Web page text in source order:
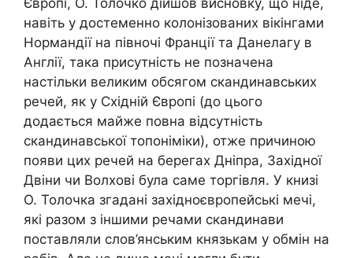
Європі, О. Толочко дійшов висновку, що ніде,
навіть у достеменно колонізованих вікінгами
Нормандії на півночі Франції та Данелагу в
Англії, така присутність не позначена
настільки великим обсягом скандинавських
речей, як у Східній Європі (до цього
додається майже повна відсутність
скандинавської топоніміки), отже причиною
появи цих речей на берегах Дніпра, Західної
Двіни чи Волхові була саме торгівля. У книзі
О. Толочка згадані західноєвропейські мечі,
які разом з іншими речами скандинави
поставляли слов’янським князькам у обмін на